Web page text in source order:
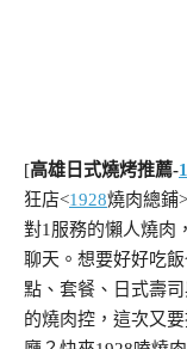
[高雄日式燒烤推薦-
狂店<1928燒肉總鋪
對1服務的懶人燒肉
聊天。想要好好吃
點、套餐、日式壽
的燒肉控，這次又